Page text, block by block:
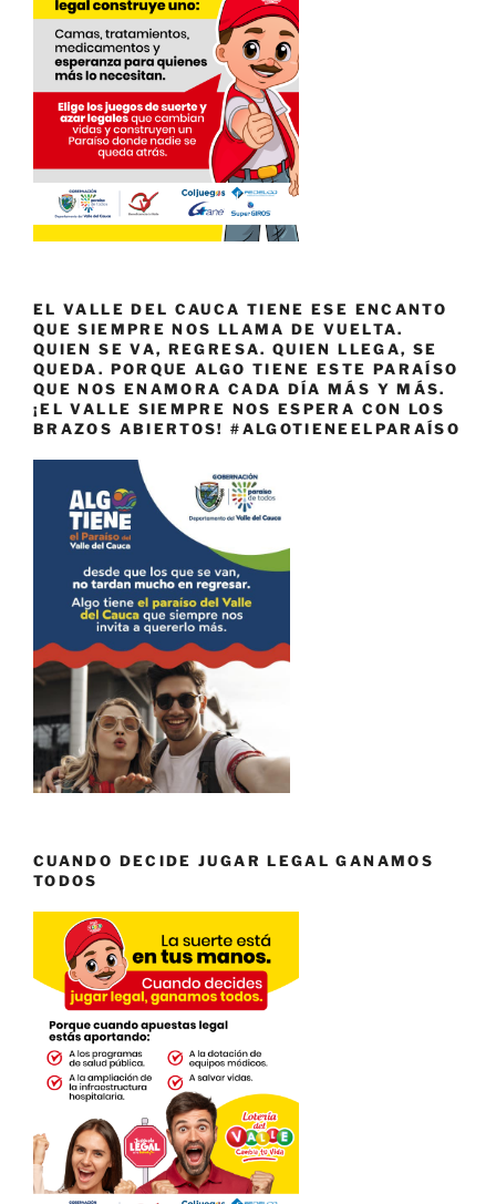
EL VALLE DEL CAUCA TIENE ESE ENCANTO
QUE SIEMPRE NOS LLAMA DE VUELTA.
QUIEN SE VA, REGRESA. QUIEN LLEGA, SE
QUEDA. PORQUE ALGO TIENE ESTE PARAÍSO
QUE NOS ENAMORA CADA DÍA MÁS Y MÁS.
¡EL VALLE SIEMPRE NOS ESPERA CON LOS
BRAZOS ABIERTOS! #ALGOTIENEELPARAÍSO
CUANDO DECIDE JUGAR LEGAL GANAMOS
TODOS